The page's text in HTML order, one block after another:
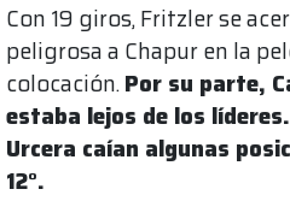
Con 19 giros, Fritzler se
peligrosa a Chapur en la
colocación.Por su parte,
estaba lejos de los
Urcera caían algunas
12°.